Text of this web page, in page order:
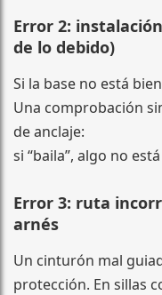
Error 2:
de lo debido)
Si la base no está
Una comprobación
de anclaje:
si “baila”, algo no
Error 3: ruta
arnés
Un cinturón mal
protección. En sillas